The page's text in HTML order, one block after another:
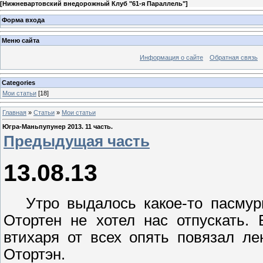
[Нижневартовский внедорожный Клуб "61-я Параллель"]
Форма входа
Меню сайта
Информация о сайте Обратная связь
Categories
Мои статьи [18]
Главная » Статьи » Мои статьи
Югра-Маньпупунер 2013. 11 часть.
Предыдущая часть
13.08.13
Утро выдалось какое-то
Отортен не хотел нас отпускать.
втихаря от всех опять повязал
Отортэн.